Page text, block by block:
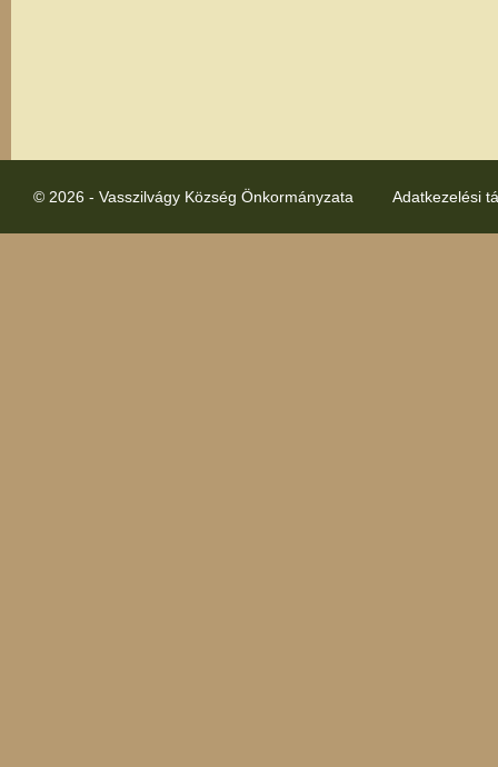
© 2026 - Vasszilvágy Község Önkormányzata Adatkezelési